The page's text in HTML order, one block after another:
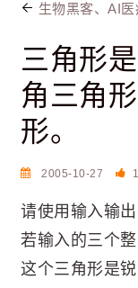
生物黑客、AI医
三角形
角三角
形。
2005-10-27 1
请使用输入输
若输入的三个
这个三角形是